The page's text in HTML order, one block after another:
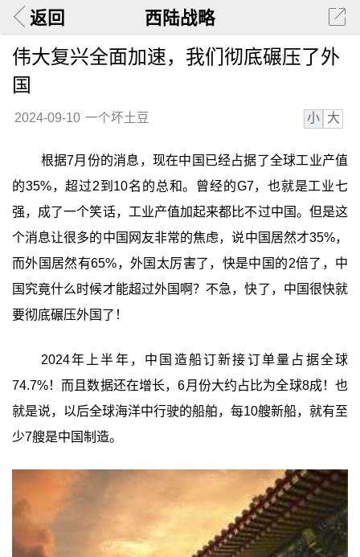
返回 西陆战略
伟大复兴全面加速，我们彻底碾压了外
国
2024-09-10 一个坏土豆 小 大
根据7月份的消息，现在中国已经占据了全球工业产值
的35%，超过2到10名的总和。曾经的G7，也就是工业七
强，成了一个笑话，工业产值加起来都比不过中国。但是这
个消息让很多的中国网友非常的焦虑，说中国居然才35%，
而外国居然有65%，外国太厉害了，快是中国的2倍了，中
国究竟什么时候才能超过外国啊？不急，快了，中国很快就
要彻底碾压外国了！
2024年上半年，中国造船订新接订单量占据全球
74.7%！而且数据还在增长，6月份大约占比为全球8成！也
就是说，以后全球海洋中行驶的船舶，每10艘新船，就有至
少7艘是中国制造。